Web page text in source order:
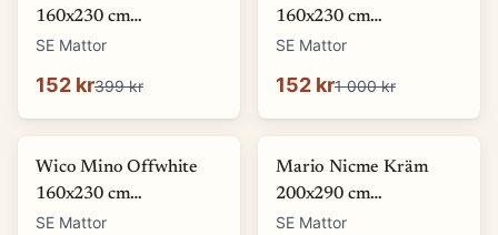
160x230 cm
Wiltonmatta
SE Mattor
152 kr399 kr
160x230 cm
Wiltonmatta
SE Mattor
152 kr1 000 kr
-68
Wico Mino Offwhite
160x230 cm
Wiltonmatta
SE Mattor
- 59
Mario Nicme Kräm
200x290 cm
Wiltonmatta
SE Mattor